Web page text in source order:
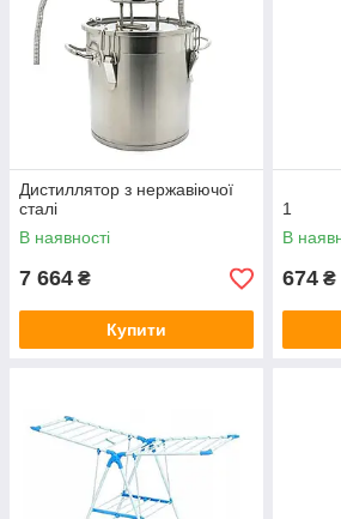
Дистиллятор з нержавіючої
сталі
В наявності
7 664 ₴
Купити
1
В
674 ₴